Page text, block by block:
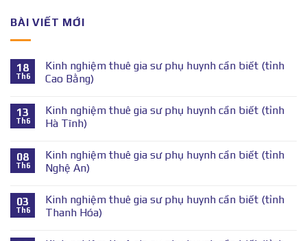
BÀI VIẾT MỚI
18
Th6
Kinh nghiệm thuê gia sư phụ huynh cần biết (tỉnh
Cao Bằng)
13
Th6
Kinh nghiệm thuê gia sư phụ huynh cần biết (tỉnh
Hà Tĩnh)
08
Th6
Kinh nghiệm thuê gia sư phụ huynh cần biết (tỉnh
Nghệ An)
03
Th6
Kinh nghiệm thuê gia sư phụ huynh cần biết (tỉnh
Thanh Hóa)